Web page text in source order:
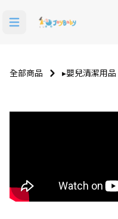
全部商品 ▸嬰兒清潔用品
西裝 洗澡玩具